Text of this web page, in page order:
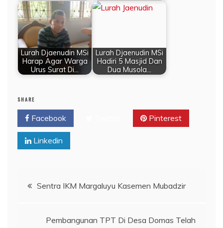
Lurah Djaenudin MSi
Harap Agar Warga
Urus Surat Di…
Lurah Djaenudin MSi
Hadiri 5 Masjid Dan
Dua Musola…
SHARE
Facebook Pinterest
Linkedin
Navigasi
Sentra IKM Margaluyu Kasemen Mubadzir
Pembangunan TPT Di Desa Domas Telah